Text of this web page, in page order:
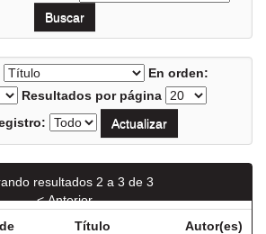
En orden:
Resultados por página
resultados 2 a 3 de 3
< Anterior
Título Autor(es)